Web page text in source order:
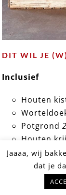
DIT WIL JE
Inclusief
Houten
Potgrond
Houten
Pluk De
en-klaar
Jaaaa, wij
dat je